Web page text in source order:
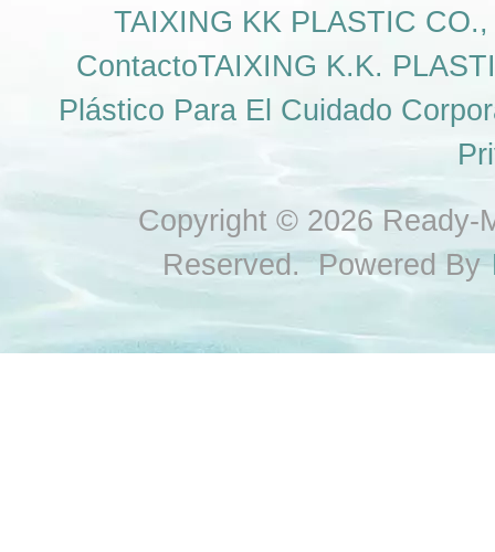
TAIXING KK PLASTIC
ContactoTAIXING K.K.
Plástico Para El Cuidado
Copyright © 2026 Ready-
Reserved. Powered By